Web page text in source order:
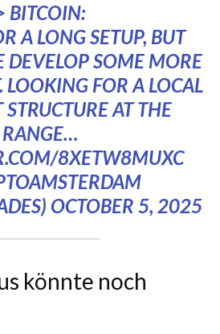
BITCOIN:
A LONG SETUP, BUT
DEVELOP SOME MORE
LOOKING FOR A LOCAL
AT THE
RANGE…
8XETW8MUXC
OCTOBER 5, 2025
könnte noch